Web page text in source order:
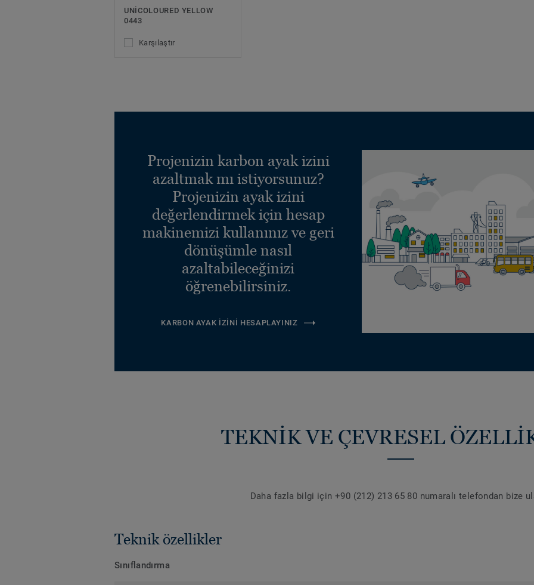
UNICOLOURED YELLOW
0443
Karşılaştır
Projenizin karbon ayak izini
azaltmak mı istiyorsunuz?
Projenizin ayak izini
değerlendirmek için hesap
makinemizi kullanınız ve geri
dönüşümle nasıl
azaltabileceğinizi
öğrenebilirsiniz.
KARBON AYAK İZINI HESAPLAYINIZ
TEKNİK VE ÇEVRESEL
Daha fazla bilgi için +90 (212) 213 65 80 numaralı telefondan bize
Teknik özellikler
Sınıflandırma